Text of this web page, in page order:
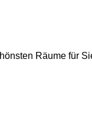
Räume für